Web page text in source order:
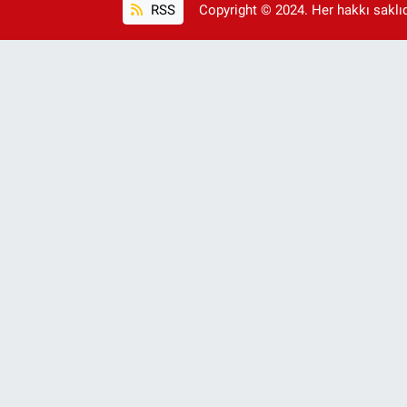
RSS Copyright © 2024. Her hakkı